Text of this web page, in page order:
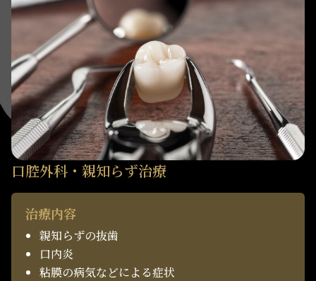
口腔外科・親知らず治療
治療内容
親知らずの抜歯
口内炎
粘膜の病気などによる症状